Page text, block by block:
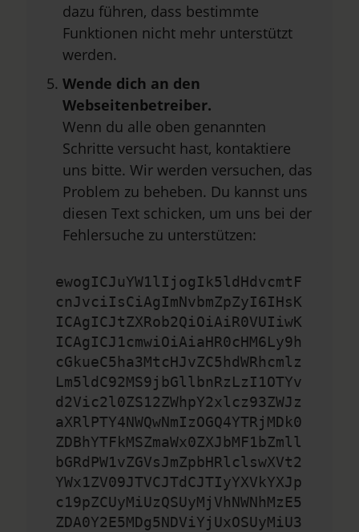
dazu führen, dass bestimmte
Funktionen nicht mehr unterstützt
werden.
Wende dich an den
Webseitenbetreiber.
Wenn du alle oben genannten
Schritte versucht hast, kontaktiere
uns bitte. Wir werden versuchen, das
Problem zu beheben. Du kannst uns
diesen Text schicken, um uns bei der
Fehlersuche zu unterstützen:
ewogICJuYW1lIjogIk5ldHdvcmtF
cnJvciIsCiAgImNvbmZpZyI6IHsK
ICAgICJtZXRob2QiOiAiR0VUIiwK
ICAgICJ1cmwiOiAiaHR0cHM6Ly9h
cGkueC5ha3MtcHJvZC5hdWRhcmlz
Lm5ldC92MS9jbGllbnRzLzI1OTYv
d2Vic2l0ZS12ZWhpY2xlcz93ZWJz
aXRlPTY4NWQwNmIzOGQ4YTRjMDk0
ZDBhYTFkMSZmaWx0ZXJbMF1bZmll
bGRdPW1vZGVsJmZpbHRlclswXVt2
YWx1ZV09JTVCJTdCJTIyYXVkYXJp
c19pZCUyMiUzQSUyMjVhNWNhMzE5
ZDA0Y2E5MDg5NDViYjUxOSUyMiU3